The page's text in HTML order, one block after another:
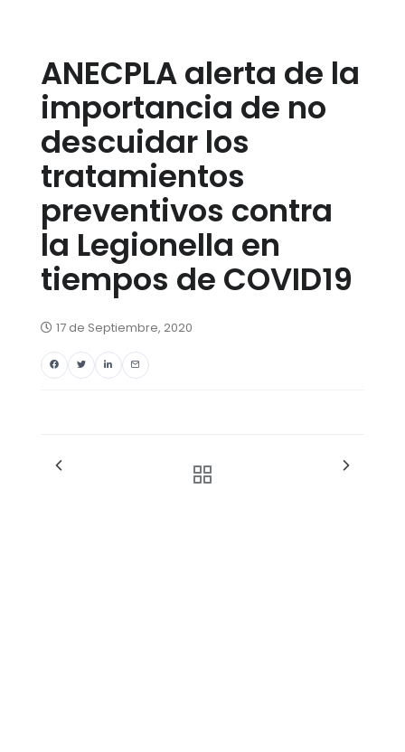
ANECPLA alerta de la
importancia de no
descuidar los
tratamientos
preventivos contra
la Legionella en
tiempos de COVID19
17 de Septiembre, 2020